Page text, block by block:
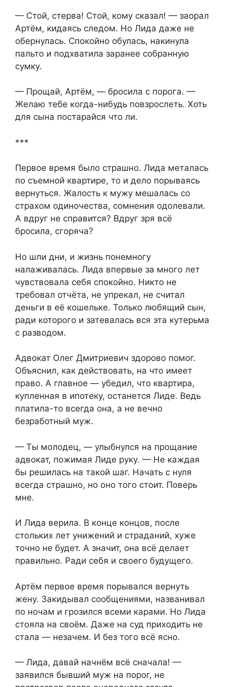
— Стой, стерва! Стой, кому сказал! — заорал
Артём, кидаясь следом. Но Лида даже не
обернулась. Спокойно обулась, накинула
пальто и подхватила заранее собранную
сумку.
— Прощай, Артём, — бросила с порога. —
Желаю тебе когда-нибудь повзрослеть. Хоть
для сына постарайся что ли.
***
Первое время было страшно. Лида металась
по съемной квартире, то и дело порываясь
вернуться. Жалость к мужу мешалась со
страхом одиночества, сомнения одолевали.
А вдруг не справится? Вдруг зря всё
бросила, сгоряча?
Но шли дни, и жизнь понемногу
налаживалась. Лида впервые за много лет
чувствовала себя спокойно. Никто не
требовал отчёта, не упрекал, не считал
деньги в её кошельке. Только любящий сын,
ради которого и затевалась вся эта кутерьма
с разводом.
Адвокат Олег Дмитриевич здорово помог.
Объяснил, как действовать, на что имеет
право. А главное — убедил, что квартира,
купленная в ипотеку, останется Лиде. Ведь
платила-то всегда она, а не вечно
безработный муж.
— Ты молодец, — улыбнулся на прощание
адвокат, пожимая Лиде руку. — Не каждая
бы решилась на такой шаг. Начать с нуля
всегда страшно, но оно того стоит. Поверь
мне.
И Лида верила. В конце концов, после
стольких лет унижений и страданий, хуже
точно не будет. А значит, она всё делает
правильно. Ради себя и своего будущего.
Артём первое время порывался вернуть
жену. Закидывал сообщениями, названивал
по ночам и грозился всеми карами. Но Лида
стояла на своём. Даже на суд приходить не
стала — незачем. И без того всё ясно.
— Лида, давай начнём всё сначала! —
заявился бывший муж на порог, не